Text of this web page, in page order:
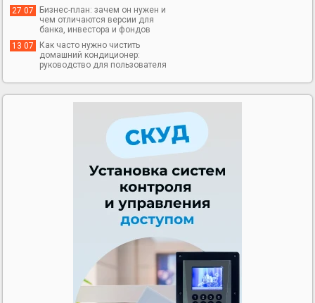
27 07
Бизнес-план: зачем он нужен и
чем отличаются версии для
банка, инвестора и фондов
13 07
Как часто нужно чистить
домашний кондиционер:
руководство для пользователя